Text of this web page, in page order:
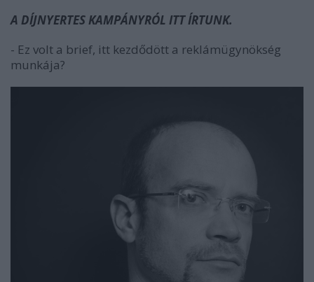
A DÍJNYERTES KAMPÁNYRÓL ITT ÍRTUNK.
- Ez volt a brief, itt kezdődött a reklámügynökség
munkája?